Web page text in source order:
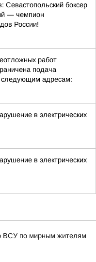
Севастопольский боксер
— чемпион
России!
работ
подача
следующим адресам:
в электрических
в электрических
ВСУ по мирным жителям